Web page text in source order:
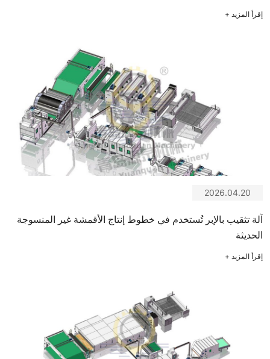
إقرأ المزيد +
2026.04.20
آلة تثقيب بالإبر تُستخدم في خطوط إنتاج الأقمشة غير المنسوجة
الحديثة
إقرأ المزيد +